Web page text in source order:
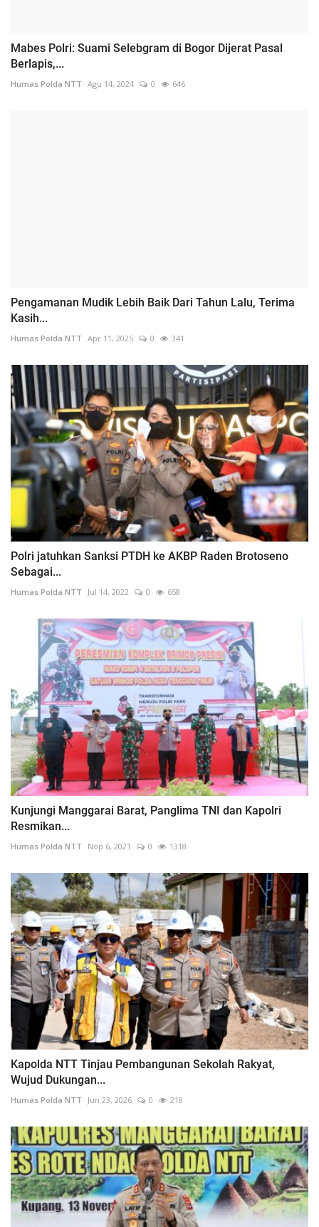
Mabes Polri: Suami Selebgram di Bogor Dijerat Pasal
Berlapis,...
Humas Polda NTT Agu 14, 2024 0 646
Pengamanan Mudik Lebih Baik Dari Tahun Lalu, Terima
Kasih...
Humas Polda NTT Apr 11, 2025 0 341
Polri jatuhkan Sanksi PTDH ke AKBP Raden Brotoseno
Sebagai...
Humas Polda NTT Jul 14, 2022 0 658
Kunjungi Manggarai Barat, Panglima TNI dan Kapolri
Resmikan...
Humas Polda NTT Nop 6, 2021 0 1318
Kapolda NTT Tinjau Pembangunan Sekolah Rakyat,
Wujud Dukungan...
Humas Polda NTT Jun 23, 2026 0 218